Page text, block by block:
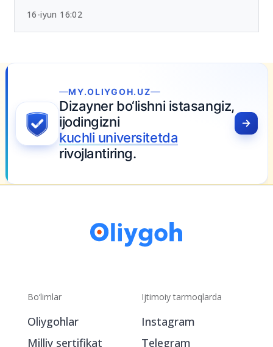
16-iyun 16:02
MY.OLIYGOH.UZ
Dizayner bo‘lishni istasangiz,
ijodingizni
kuchli universitetda
rivojlantiring.